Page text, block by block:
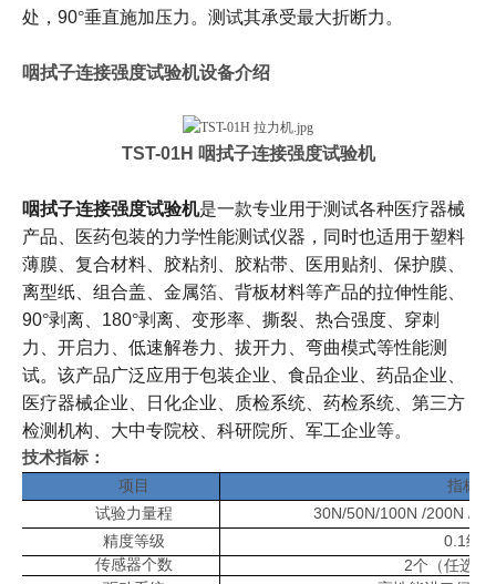
处， 90°垂直施加压力。测试其承受最大折断力。
咽拭子连接强度试验机设备介绍
TST-01H 咽拭子连接强度试验机
咽拭子连接强度试验机是一款专业用于测试各种医疗器械
产品、医药包装的力学性能测试仪器，同时也适用于塑料
薄膜、复合材料、胶粘剂、胶粘带、医用贴剂、保护膜、
离型纸、组合盖、金属箔、背板材料等产品的拉伸性能、
90°剥离、 180°剥离、变形率、撕裂、热合强度、穿刺
力、开启力、低速解卷力、拔开力、弯曲模式等性能测
试。该产品广泛应用于包装企业、食品企业、药品企业、
医疗器械企业、日化企业、质检系统、药检系统、第三方
检测机构、大中专院校、科研院所、军工企业等。
技术指标：
项目
指标
试验力量程
30N/50N/100N /200N /
精度等级 0.1 级
传感器个数
2个（任选其